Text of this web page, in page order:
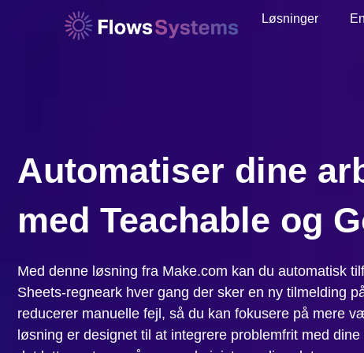
Løsninger
Automatiser dine
med Teachable og
Med denne løsning fra Make.com kan du automatisk
Sheets-regneark hver gang der sker en ny tilmelding
reducerer manuelle fejl, så du kan fokusere på mere
løsning er designet til at integrere problemfrit med